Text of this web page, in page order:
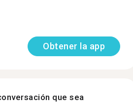
Obtener la app
que sea